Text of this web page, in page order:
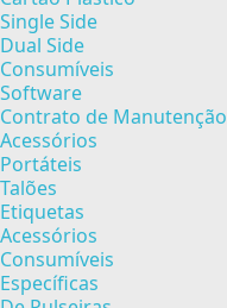
Single Side
Dual Side
Consumíveis
Software
Contrato de Manutenção
Acessórios
Portáteis
Talões
Etiquetas
Acessórios
Consumíveis
Específicas